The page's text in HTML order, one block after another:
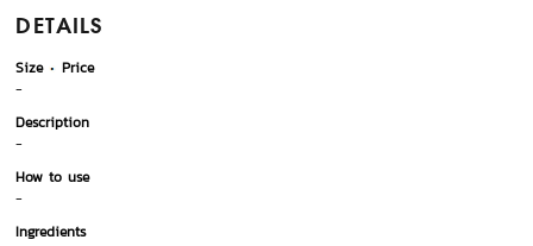
DETAILS
Size
Price
-
Description
-
How to use
-
Ingredients